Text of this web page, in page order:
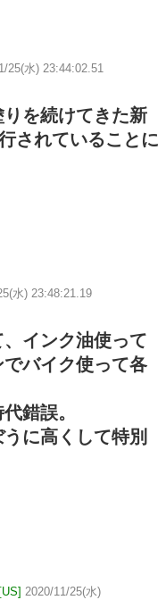
25(水) 23:44:02.51
を続けてきた新
されていることに
水) 23:48:21.19
インク油使って
バイク使って各
錯誤。
に高くして特別
2020/11/25(水)